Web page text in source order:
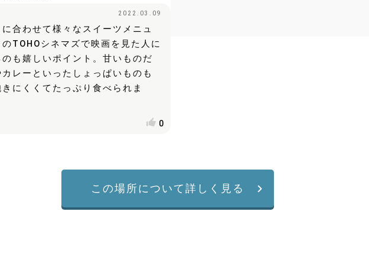
2022.03.09
合わせて様々なスイーツメニュ
TOHOシネマズで映画を見た人に
も嬉しいポイント。甘いものだ
レーといったしょっぱいものも
にくくてたっぷり食べられま
0
この場所について詳しく見る